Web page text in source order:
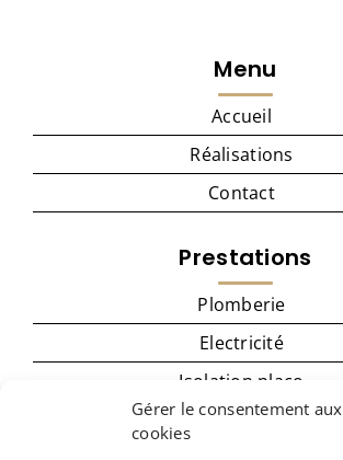
Gérer le consentement aux
cookies
Menu
Accueil
Réalisations
Contact
Prestations
Plomberie
Electricité
Isolation placo
Menuiserie